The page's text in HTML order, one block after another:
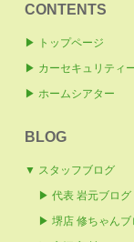
CONTENTS
▶ トップページ
▶ カーセキュリティ
▶ ホームシアター
BLOG
▼ スタッフブログ
▶ 代表 岩元ブログ
▶ 堺店 修ちゃんブ